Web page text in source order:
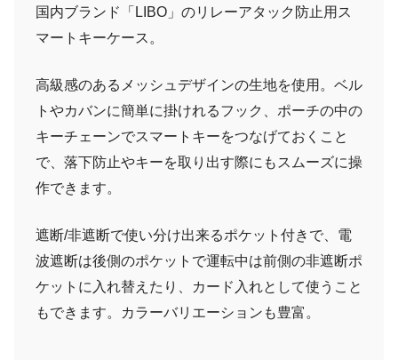
国内ブランド「LIBO」のリレーアタック防止用ス
マートキーケース。
高級感のあるメッシュデザインの生地を使用。ベル
トやカバンに簡単に掛けれるフック、ポーチの中の
キーチェーンでスマートキーをつなげておくこと
で、落下防止やキーを取り出す際にもスムーズに操
作できます。
遮断/非遮断で使い分け出来るポケット付きで、電
波遮断は後側のポケットで運転中は前側の非遮断ポ
ケットに入れ替えたり、カード入れとして使うこと
もできます。カラーバリエーションも豊富。